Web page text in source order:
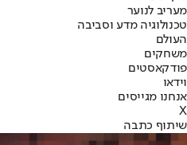
מעריב לנוער
טכנולוגיה מדע וסביבה
העולם
משחקים
פודקאסטים
וידאו
אנחנו מגייסים
X
שיתוף כתבה